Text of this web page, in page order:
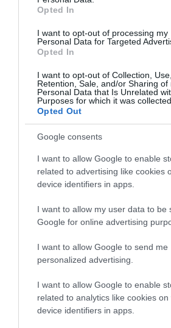
Opted In
I want to opt-out of processing my
Personal Data for Targeted
Opted In
I want to opt-out of Collection, Use,
Retention, Sale, and/or Sharing of
Personal Data that Is Unrelated
Purposes for which it was collected.
Opted Out
Google consents
I want to allow Google to enable
related to advertising like cookies
device identifiers in apps.
I want to allow my user data to be
Google for online advertising
I want to allow Google to send me
personalized advertising.
I want to allow Google to enable
related to analytics like cookies on
device identifiers in apps.
válnak láthatóvá. Ezek
objektumok.
várhatóan képes lesz
égitestet, de igazi áttörés csak
fejlesztett űreszköztől várható.
Csak egy
dolgozó
láthatatlanul
potenciálisan
égitesteket
– fogalmaznak.